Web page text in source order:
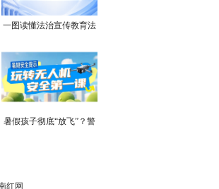
一图读懂法治宣传教育法
务，有法律保障了
暑假孩子彻底“放飞”？警
红网